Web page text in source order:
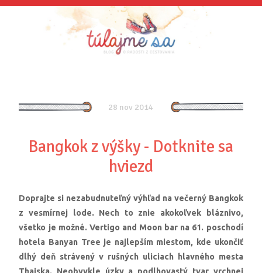
28 nov 2014
Bangkok z výšky - Dotknite sa
hviezd
Doprajte si nezabudnuteľný výhľad na večerný Bangkok
z vesmírnej lode. Nech to znie akokoľvek bláznivo,
všetko je možné. Vertigo and Moon bar na 61. poschodí
hotela Banyan Tree je najlepším miestom, kde ukončiť
dlhý deň strávený v rušných uliciach hlavného mesta